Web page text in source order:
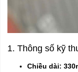
1. Thông số kỹ
Chiều dài: